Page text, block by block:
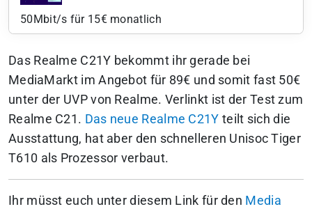
50Mbit/s für 15€ monatlich
Das Realme C21Y bekommt ihr gerade bei
MediaMarkt im Angebot für 89€ und somit fast 50€
unter der UVP von Realme. Verlinkt ist der Test zum
Realme C21. Das neue Realme C21Y teilt sich die
Ausstattung, hat aber den schnelleren Unisoc Tiger
T610 als Prozessor verbaut.
Ihr müsst euch unter diesem Link für den Media